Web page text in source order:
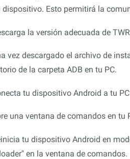
dispositivo. Esto permitirá la
la versión adecuada de
vez descargado el archivo de
de la carpeta ADB en tu PC.
tu dispositivo Android a tu
una ventana de comandos en tu
tu dispositivo Android en
en la ventana de comandos.